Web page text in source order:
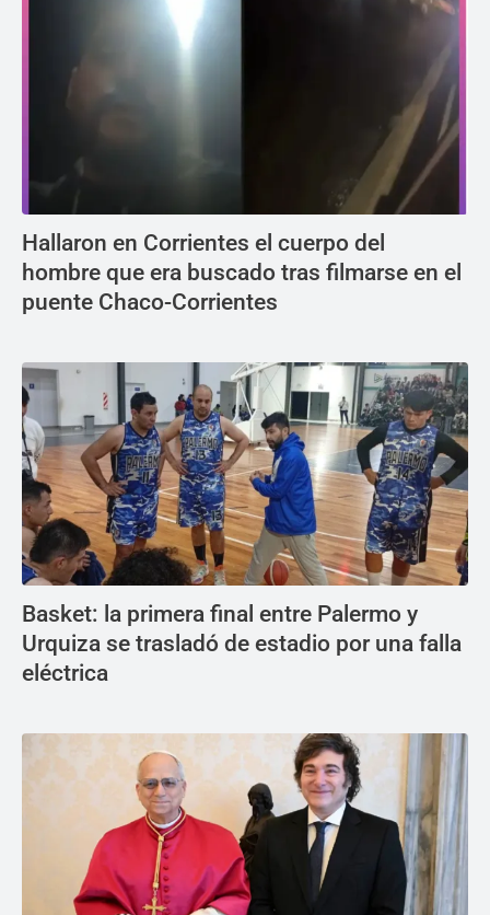
Hallaron en Corrientes el cuerpo del
hombre que era buscado tras filmarse en el
puente Chaco-Corrientes
Basket: la primera final entre Palermo y
Urquiza se trasladó de estadio por una falla
eléctrica